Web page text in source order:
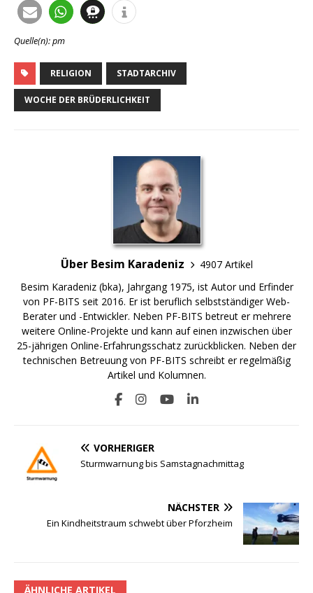
Quelle(n): pm
RELIGION STADTARCHIV
WOCHE DER BRÜDERLICHKEIT
Über Besim Karadeniz
4907 Artikel
Besim Karadeniz (bka), Jahrgang 1975, ist Autor und Erfinder
von PF-BITS seit 2016. Er ist beruflich selbstständiger Web-
Berater und -Entwickler. Neben PF-BITS betreut er mehrere
weitere Online-Projekte und kann auf einen inzwischen über
25-jährigen Online-Erfahrungsschatz zurückblicken. Neben der
technischen Betreuung von PF-BITS schreibt er regelmäßig
Artikel und Kolumnen.
VORHERIGER
Sturmwarnung bis Samstagnachmittag
NÄCHSTER
Ein Kindheitstraum schwebt über Pforzheim
ÄHNLICHE ARTIKEL